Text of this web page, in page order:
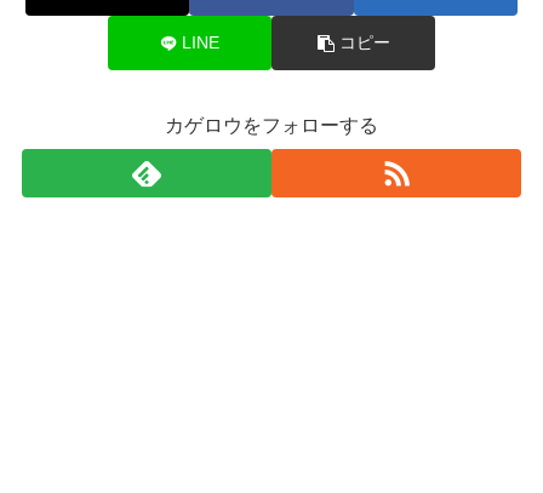
LINE コピー
カゲロウをフォローする